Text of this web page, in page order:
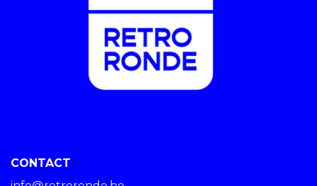
CONTACT